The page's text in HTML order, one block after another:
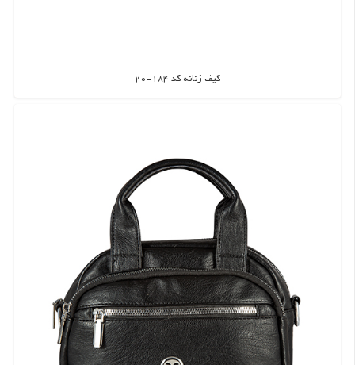
کیف زنانه کد 184-20
اطلاعات بیشتر